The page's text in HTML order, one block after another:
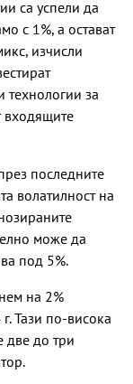
са успели да
с 1%, а остават
изчисли
за
входящите
последните
волатилност на
може да
под 5%.
на 2%
Тази по-висока
две до три